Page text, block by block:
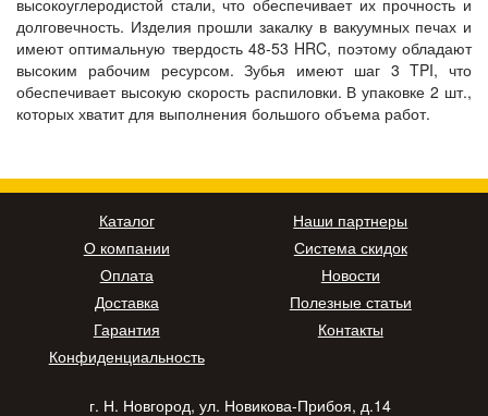
высокоуглеродистой стали, что обеспечивает их прочность и
долговечность. Изделия прошли закалку в вакуумных печах и
имеют оптимальную твердость 48-53 HRC, поэтому обладают
высоким рабочим ресурсом. Зубья имеют шаг 3 TPI, что
обеспечивает высокую скорость распиловки. В упаковке 2 шт.,
которых хватит для выполнения большого объема работ.
Каталог
О компании
Оплата
Доставка
Гарантия
Конфиденциальность
Наши партнеры
Система скидок
Новости
Полезные статьи
Контакты
г. Н. Новгород, ул. Новикова-Прибоя, д.14